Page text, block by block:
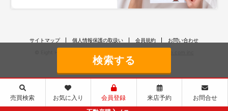
サイトマップ 個人情報保護の取扱い 会員規約
お問い合わせ
売買検索 お気に入り 会員登録 来店予約
お問合せ